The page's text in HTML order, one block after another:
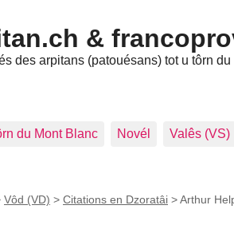
&
des arpitans (patouésans) tot u tôrn
du Mont Blanc Novél Valês (VS)
Vôd (VD) > Citations en Dzoratâi >Arthur